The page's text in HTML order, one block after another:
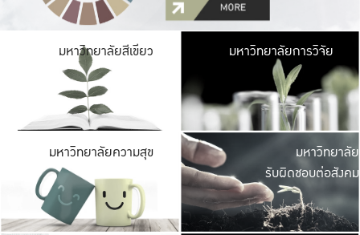
มหาวิทยาลัยสีเขียว มหาวิ
มีพื้นที่เขียวสดใส
เป็นป่าในเมือง เกษต
มหาวิทยาลัยการวิจัย
มหาวิทยาลัยความสุข มหาวิ
ค
เปิดประ
และพบเรื่องราวใ
มหาวิทยาลัย
รับผิดชอบต่อสังคม